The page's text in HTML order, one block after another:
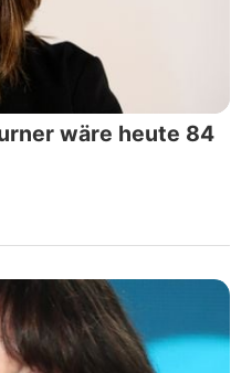
wäre heute 84